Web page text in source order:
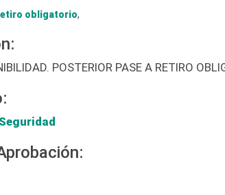
obligatorio,
POSTERIOR PASE A RETIRO